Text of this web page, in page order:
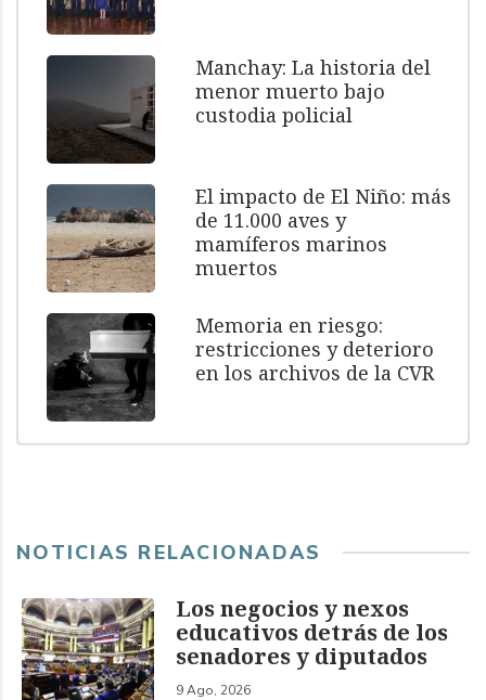
Manchay: La historia del
menor muerto bajo
custodia policial
El impacto de El Niño: más
de 11.000 aves y
mamíferos marinos
muertos
Memoria en riesgo:
restricciones y deterioro
en los archivos de la CVR
NOTICIAS RELACIONADAS
Los negocios y nexos
educativos detrás de los
senadores y diputados
9 Ago, 2026